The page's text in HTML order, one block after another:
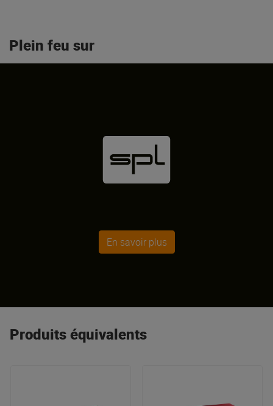
Plein feu sur
En savoir plus
Produits équivalents